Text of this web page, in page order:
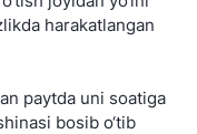
harakatlangan
paytda uni soatiga
bosib o‘tib